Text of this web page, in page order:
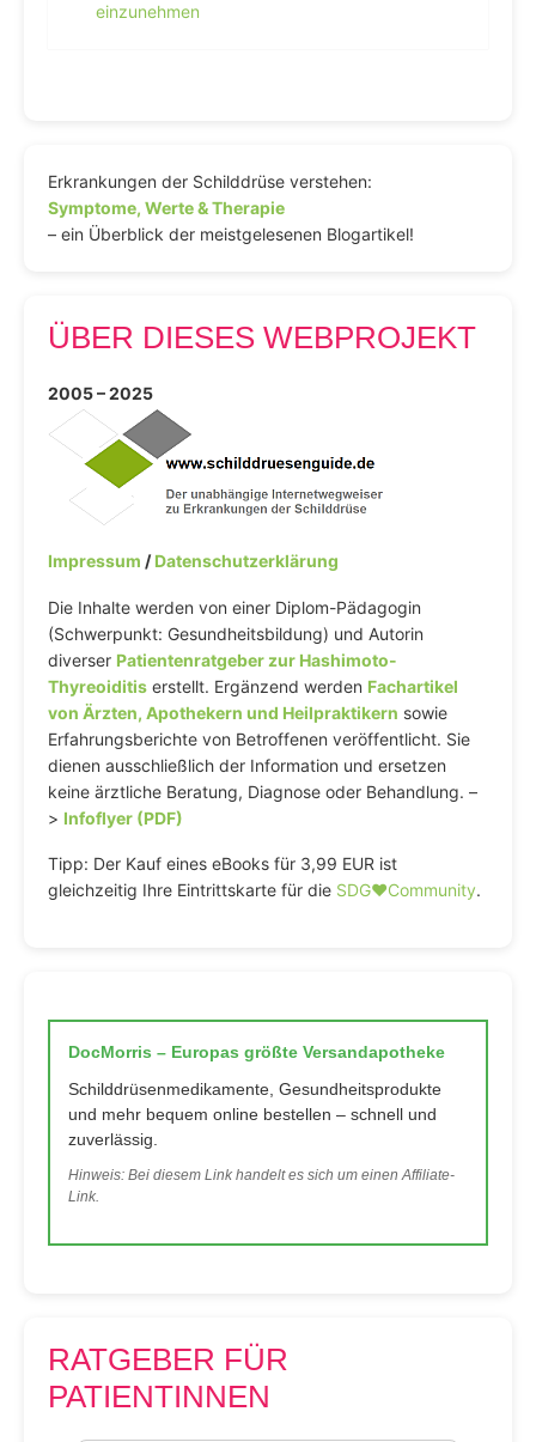
einzunehmen
Erkrankungen der Schilddrüse verstehen:
Symptome, Werte & Therapie
– ein Überblick der meistgelesenen Blogartikel!
ÜBER DIESES WEBPROJEKT
2005 – 2025
Impressum /Datenschutzerklärung
Die Inhalte werden von einer Diplom-Pädagogin
(Schwerpunkt: Gesundheitsbildung) und Autorin
diverser Patientenratgeber zur Hashimoto-
Thyreoiditis erstellt. Ergänzend werden Fachartikel
von Ärzten, Apothekern und Heilpraktikern sowie
Erfahrungsberichte von Betroffenen veröffentlicht. Sie
dienen ausschließlich der Information und ersetzen
keine ärztliche Beratung, Diagnose oder Behandlung. –
> Infoflyer (PDF)
Tipp: Der Kauf eines eBooks für 3,99 EUR ist
gleichzeitig Ihre Eintrittskarte für die SDG♥️Community.
DocMorris – Europas größte Versandapotheke
Schilddrüsenmedikamente, Gesundheitsprodukte
und mehr bequem online bestellen – schnell und
zuverlässig.
Hinweis: Bei diesem Link handelt es sich um einen Affiliate-
Link.
RATGEBER FÜR
PATIENTINNEN